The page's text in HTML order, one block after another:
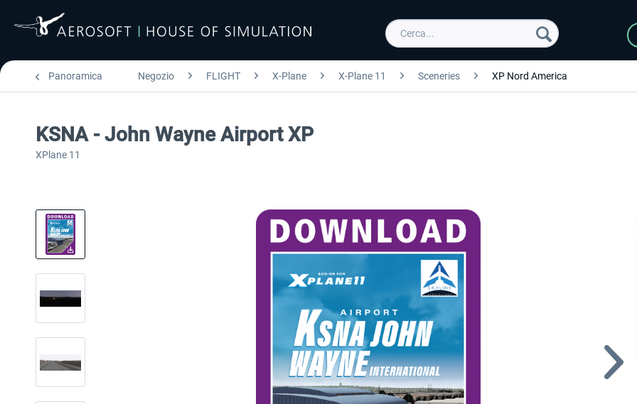
Panoramica Negozio FLIGHT X-Plane X-Plane 11 Sceneries XP Nord America
KSNA - John Wayne Airport XP
XPlane 11